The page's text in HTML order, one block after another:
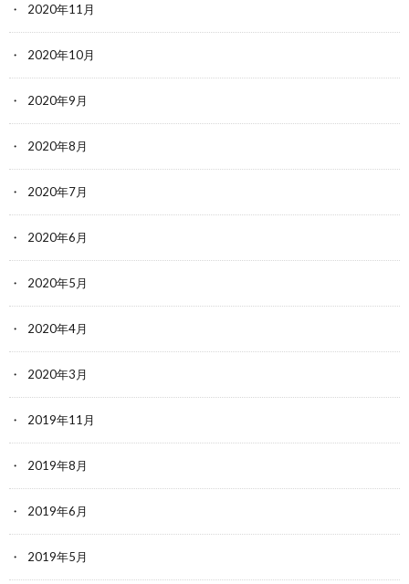
2020年11月
2020年10月
2020年9月
2020年8月
2020年7月
2020年6月
2020年5月
2020年4月
2020年3月
2019年11月
2019年8月
2019年6月
2019年5月